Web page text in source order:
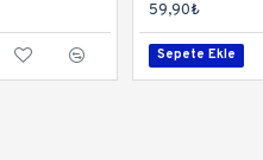
59,90₺
Sepete Ekle